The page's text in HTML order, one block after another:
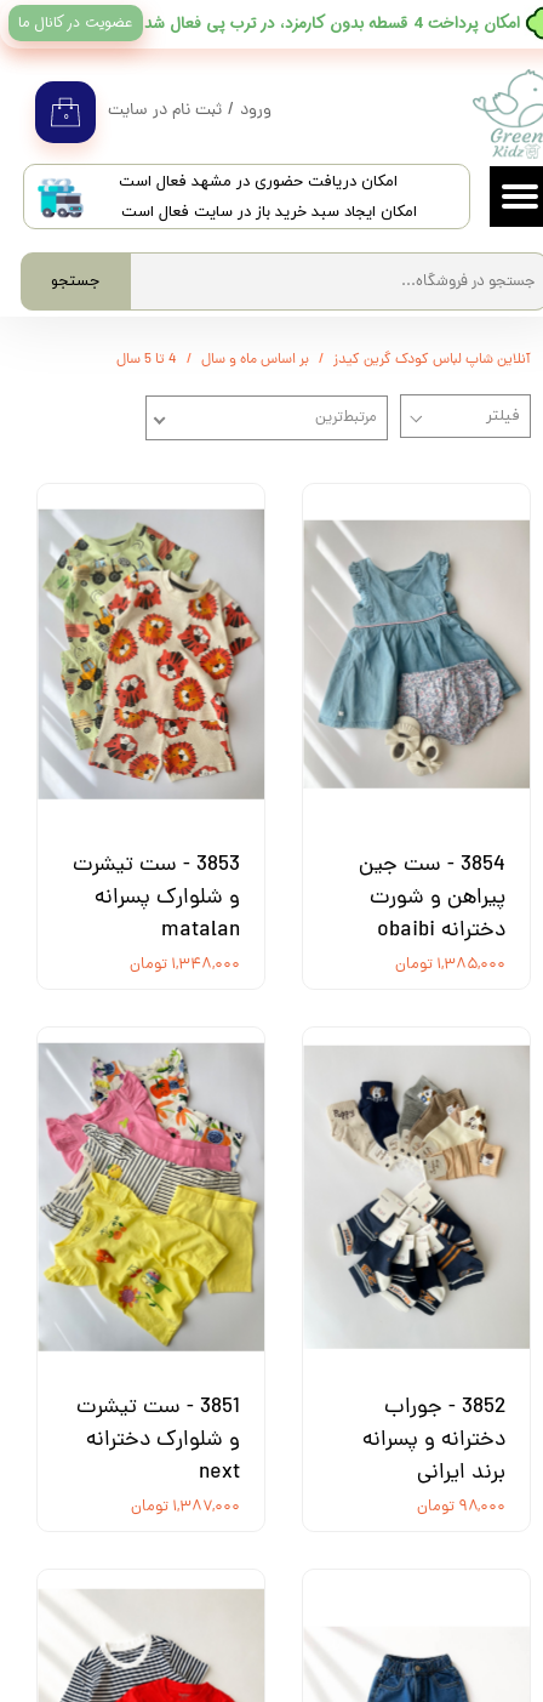
​امکان دریافت حضوری در مشهد فعال است
امکان ایجاد سبد خرید باز در سایت فعال است
جستجو
۰ ورود / ثبت نام در سایت
حساب کاربری من
تغییر گذر واژه
سفارشات
خروج از حساب کاربری
​امکان پرداخت 4 قسطه بدون کارمزد، در ترب پی فعال شد عضویت در کانال ما
آنلاین شاپ لباس کودک گرین کیدز بر اساس ماه و سال 4 تا 5 سال
مرتبط‌ترین
3854 - ست جین
پیراهن و شورت
دخترانه obaibi
۱,۳۸۵,۰۰۰ تومان
3853 - ست تیشرت
و شلوارک پسرانه
matalan
۱,۳۴۸,۰۰۰ تومان
3852 - جوراب
دخترانه و پسرانه
برند ایرانی
۹۸,۰۰۰ تومان
3851 - ست تیشرت
و شلوارک دخترانه
next
۱,۳۸۷,۰۰۰ تومان